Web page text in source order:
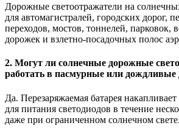
Дорожные светоотражатели на
для автомагистралей, городских дорог,
переходов, мостов, тоннелей, парковок,
дорожек и взлетно-посадочных полос
2. Могут ли солнечные дорожные
работать в пасмурные или дождливые
Да. Перезаряжаемая батарея
для питания светодиодов в течение
даже при ограниченном солнечном свете.